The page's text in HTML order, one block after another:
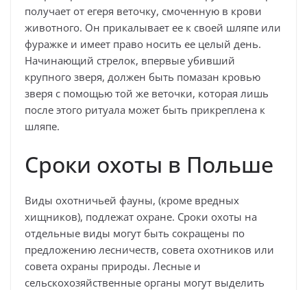
получает от егеря веточку, смоченную в крови
животного. Он прикалывает ее к своей шляпе или
фуражке и имеет право носить ее целый день.
Начинающий стрелок, впервые убивший
крупного зверя, должен быть помазан кровью
зверя с помощью той же веточки, которая лишь
после этого ритуала может быть прикреплена к
шляпе.
Сроки охоты в Польше
Виды охотничьей фауны, (кроме вредных
хищников), подлежат охране. Сроки охоты на
отдельные виды могут быть сокращены по
предложению лесничеств, совета охотников или
совета охраны природы. Лесные и
сельскохозяйственные органы могут выделить